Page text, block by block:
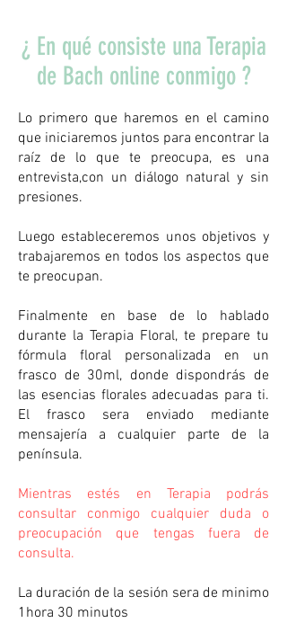
¿ En qué consiste una Terapia
de Bach online conmigo ?
Lo primero que haremos en el camino
que iniciaremos juntos para encontrar la
raíz de lo que te preocupa, es una
entrevista,con un diálogo natural y sin
presiones.
Luego estableceremos unos objetivos y
trabajaremos en todos los aspectos que
te preocupan.
Finalmente en base de lo hablado
durante la Terapia Floral, te prepare tu
fórmula floral personalizada en un
frasco de 30ml, donde dispondrás de
las esencias florales adecuadas para ti.
El frasco sera enviado mediante
mensajería a cualquier parte de la
península.
Mientras estés en Terapia podrás
consultar conmigo cualquier duda o
preocupación que tengas fuera de
consulta.
La duración de la sesión sera de minimo
1hora 30 minutos